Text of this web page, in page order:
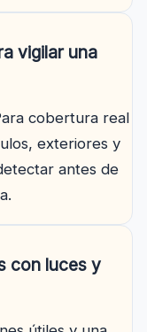
vigilar una
cobertura real
exteriores y
antes de
con luces y